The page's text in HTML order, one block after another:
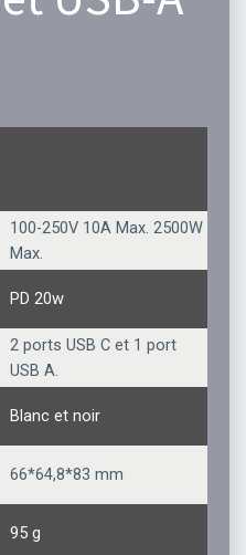
100-250V 10A Max. 2500W
Max.
PD 20w
2 ports USB C et 1 port
USB A.
Blanc et noir
66*64,8*83 mm
95 g